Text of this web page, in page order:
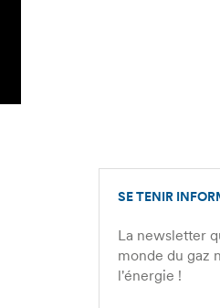
SE TENIR
La newsletter
monde du gaz
l'énergie !